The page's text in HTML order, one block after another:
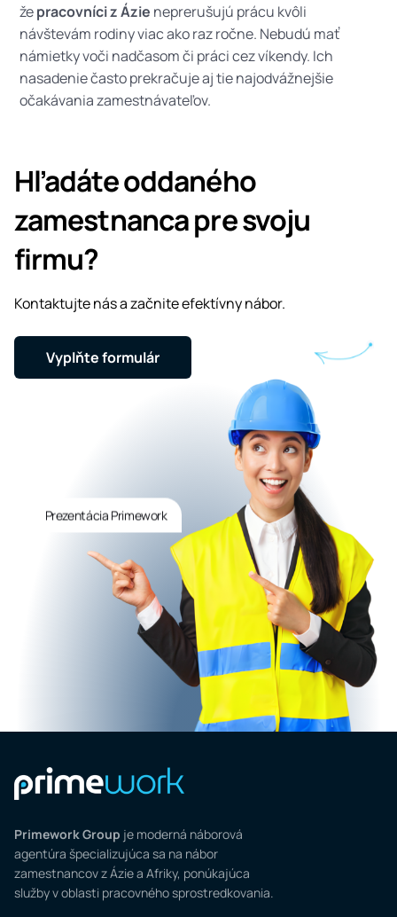
žepracovníci z Ázie neprerušujú prácu kvôli
návštevám rodiny viac ako raz ročne. Nebudú mať
námietky voči nadčasom či práci cez víkendy. Ich
nasadenie často prekračuje aj tie najodvážnejšie
očakávania zamestnávateľov.
Hľadáte oddaného
zamestnanca pre svoju
firmu?
Kontaktujte nás a začnite efektívny nábor.
Vyplňte formulár
Prezentácia Primework
Primework Group je moderná náborová
agentúra špecializujúca sa na nábor
zamestnancov z Ázie a Afriky, ponúkajúca
služby v oblasti pracovného sprostredkovania.